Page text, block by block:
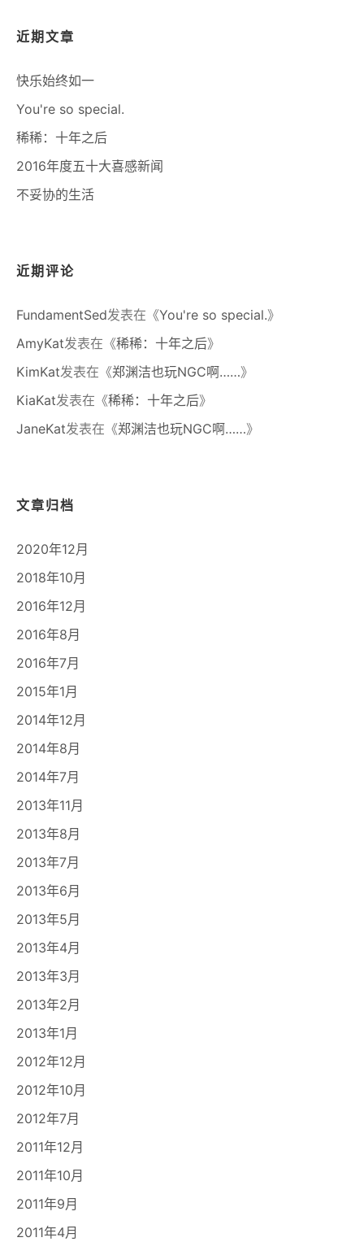
近期文章
快乐始终如一
You're so special.
稀稀：十年之后
2016年度五十大喜感新闻
不妥协的生活
近期评论
FundamentSed发表在《You're so special.》
AmyKat发表在《稀稀：十年之后》
KimKat发表在《郑渊洁也玩NGC啊……》
KiaKat发表在《稀稀：十年之后》
JaneKat发表在《郑渊洁也玩NGC啊……》
文章归档
2020年12月
2018年10月
2016年12月
2016年8月
2016年7月
2015年1月
2014年12月
2014年8月
2014年7月
2013年11月
2013年8月
2013年7月
2013年6月
2013年5月
2013年4月
2013年3月
2013年2月
2013年1月
2012年12月
2012年10月
2012年7月
2011年12月
2011年10月
2011年9月
2011年4月